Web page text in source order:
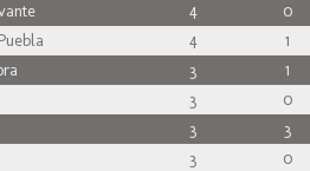
4
0
4
1
3
1
3
0
3
3
3
0